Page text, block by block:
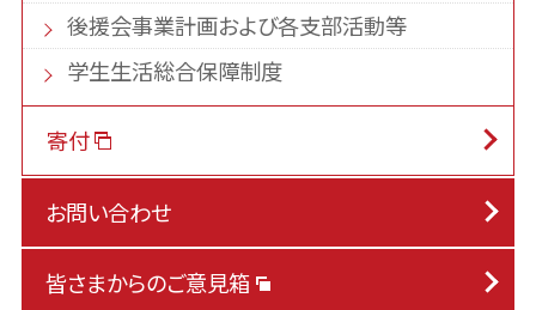
後援会事業計画および各支部活動等
学生生活総合保障制度
寄付
お問い合わせ
皆さまからのご意見箱